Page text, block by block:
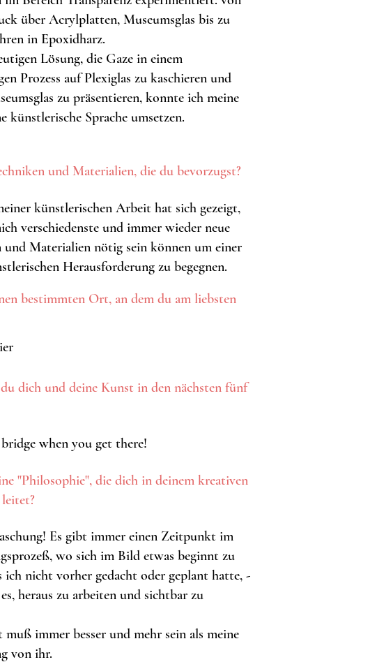
über Acrylplatten, Museumsglas bis zu
in Epoxidharz.
Lösung, die Gaze in einem
Prozess auf Plexiglas zu kaschieren und
zu präsentieren, konnte ich meine
künstlerische Sprache umsetzen.
und Materialien, die du bevorzugst?
künstlerischen Arbeit hat sich gezeigt,
verschiedenste und immer wieder neue
und Materialien nötig sein können um einer
Herausforderung zu begegnen.
bestimmten Ort, an dem du am liebsten
dich und deine Kunst in den nächsten fünf
when you get there!
"Philosophie", die dich in deinem kreativen
leitet?
Es gibt immer einen Zeitpunkt im
wo sich im Bild etwas beginnt zu
ich nicht vorher gedacht oder geplant hatte, -
heraus zu arbeiten und sichtbar zu
immer besser und mehr sein als meine
von ihr.